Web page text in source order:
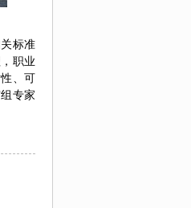
标准
职业
、可
专家